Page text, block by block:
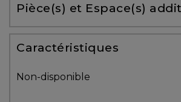
Avec
un
courtier
vous
Pièce(s) et Espace(s)
Caractéristiques
Non-disponible